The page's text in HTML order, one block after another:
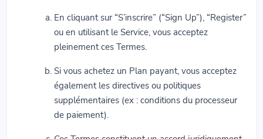
En cliquant sur “S’inscrire” (“Sign Up”), “Register”
ou en utilisant le Service, vous acceptez
pleinement ces Termes.
Si vous achetez un Plan payant, vous acceptez
également les directives ou politiques
supplémentaires (ex : conditions du processeur
de paiement).